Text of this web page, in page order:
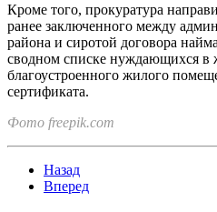
Кроме того, прокуратура
ранее заключенного между
района и сиротой договора
сводном списке нуждающихся в
благоустроенного жилого
сертификата.
Фото freepik.com
Назад
Вперед